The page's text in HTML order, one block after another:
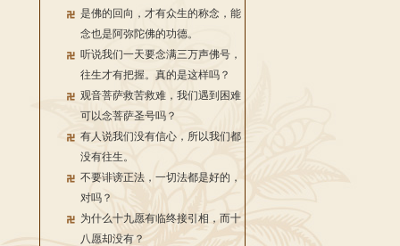
是佛的回向，才有众生的称念，能
念也是阿弥陀佛的功德。
听说我们一天要念满三万声佛号，
往生才有把握。真的是这样吗？
观音菩萨救苦救难，我们遇到困难
可以念菩萨圣号吗？
有人说我们没有信心，所以我们都
没有往生。
不要诽谤正法，一切法都是好的，
对吗？
为什么十九愿有临终接引相，而十
八愿却没有？